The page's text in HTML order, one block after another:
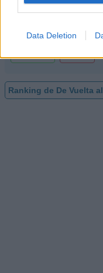
Data Deletion
¿Apoyar a De
Ranking de De Vuelta